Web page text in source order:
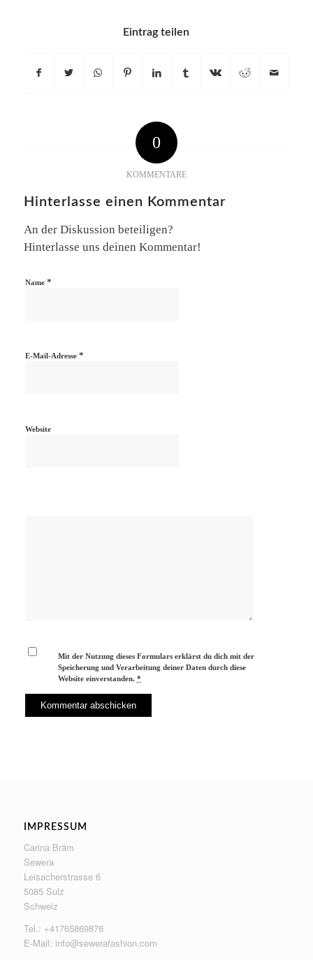
Eintrag teilen
0
KOMMENTARE
Hinterlasse einen Kommentar
An der Diskussion beteiligen?
Hinterlasse uns deinen Kommentar!
Name *
E-Mail-Adresse *
Website
Mit der Nutzung dieses Formulars erklärst du dich mit der
Speicherung und Verarbeitung deiner Daten durch diese
Website einverstanden.*
IMPRESSUM
Carina Bräm
Sewera
Leisacherstrasse 6
5085 Sulz
Schweiz
Tel.: +41765869876
E-Mail: info@sewerafashion.com